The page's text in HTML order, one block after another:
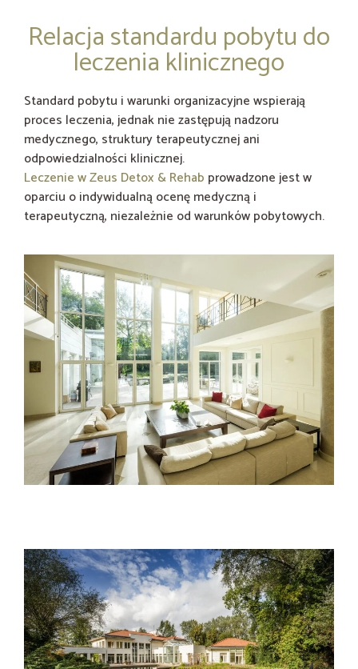
Relacja standardu pobytu do
leczenia klinicznego
Standard pobytu i warunki organizacyjne wspierają
proces leczenia, jednak nie zastępują nadzoru
medycznego, struktury terapeutycznej ani
odpowiedzialności klinicznej.
Leczenie w Zeus Detox & Rehab prowadzone jest w
oparciu o indywidualną ocenę medyczną i
terapeutyczną, niezależnie od warunków pobytowych.